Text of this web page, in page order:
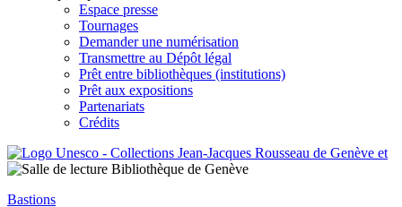
Espace presse
Tournages
Demander une numérisation
Transmettre au Dépôt légal
Prêt entre bibliothèques (institutions)
Prêt aux expositions
Partenariats
Crédits
Bastions